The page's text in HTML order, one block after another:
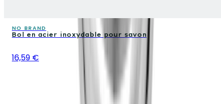
NO BRAND
Bol en acier inoxydable pour savon
16,59 €